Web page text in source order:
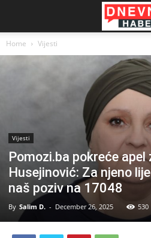
Home Vijesti
Vijesti
Pomozi.ba pokreće apel
Husejinović: Za njeno
naš poziv na 17048
By Salim D. - December 26, 2025 530